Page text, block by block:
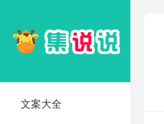
文案大全